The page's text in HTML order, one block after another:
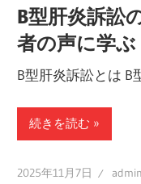
B型肝炎訴訟
者の声に学ぶ
B型肝炎訴訟とは B
続きを読む
2025年11月7日 admin